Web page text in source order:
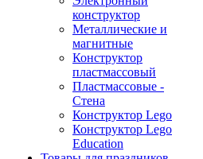
конструктор
Металлические и
магнитные
Конструктор
пластмассовый
Пластмассовые -
Стена
Конструктор Lego
Конструктор Lego
Education